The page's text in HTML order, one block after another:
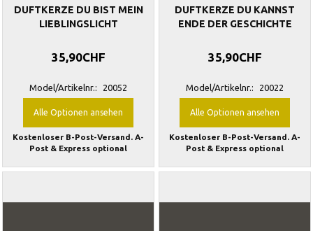
DUFTKERZE DU BIST MEIN
LIEBLINGSLICHT
35,90CHF
Model/Artikelnr.: 20052
Alle Optionen ansehen
Kostenloser B-Post-Versand. A-
Post & Express optional
DUFTKERZE DU KANNST
ENDE DER GESCHICHTE
35,90CHF
Model/Artikelnr.: 20022
Alle Optionen ansehen
Kostenloser B-Post-Versand. A-
Post & Express optional